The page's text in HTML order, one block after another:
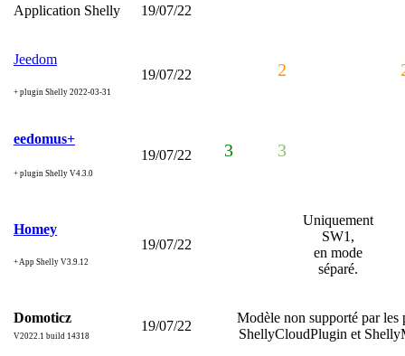
Application Shelly 19/07/22
Jeedom
+ plugin Shelly 2022-03-31
19/07/22 2
eedomus+
+ plugin Shelly V4.3.0
19/07/22 3 3
Homey
+ App Shelly V3.9.12
19/07/22
Uniquement
SW1,
en mode
séparé.
Domoticz
V2022.1 build 14318
19/07/22
Modèle non supporté par les
ShellyCloudPlugin et